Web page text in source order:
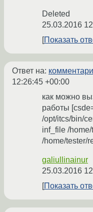
Deleted
25.03.2016
Показать
Ответ на:
12:26:45 +00:00
как можно
работы
/opt/itcs/bin/
inf_file /
/home/tester/
galiullinainur
25.03.2016
Показать